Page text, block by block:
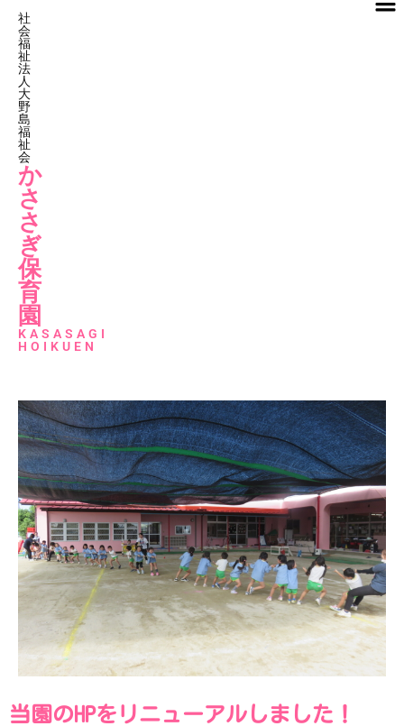
社
会
福
祉
法
人
大
野
島
福
祉
会
か
さ
さ
ぎ
保
育
園
KASASAGI
HOIKUEN
当園のHPをリニューアルしました！